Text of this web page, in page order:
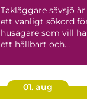
Takläggare sävsjö är
ett vanligt sökord
husägare som vill ha
ett hållbart och
01. aug